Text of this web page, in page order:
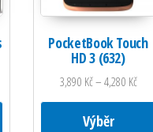
Tento produkt má více variant.
PocketBook Touch
HD 3 (632)
3,890 Kč–4,280 Kč
Výběr